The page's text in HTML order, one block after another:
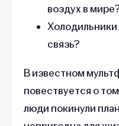
воздух в
связь?
В известном
повествуется о
люди покинули